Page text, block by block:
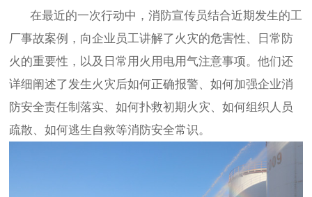
在最近的一次行动中，消防宣传员结合近期发生的工
厂事故案例，向企业员工讲解了火灾的危害性、日常防
火的重要性，以及日常用火用电用气注意事项。他们还
详细阐述了发生火灾后如何正确报警、如何加强企业消
防安全责任制落实、如何扑救初期火灾、如何组织人员
疏散、如何逃生自救等消防安全常识。